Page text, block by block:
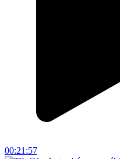
00:21:57